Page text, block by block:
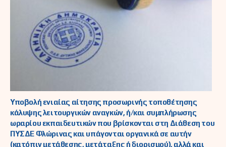
Υποβολή ενιαίας αίτησης προσωρινής τοποθέτησης
κάλυψης λειτουργικών αναγκών, ή/και συμπλήρωσης
ωραρίου εκπαιδευτικών που βρίσκονται στη Διάθεση του
ΠΥΣΔΕ Φλώρινας και υπάγονται οργανικά σε αυτήν
(κατόπιν μετάθεσης, μετάταξης ή διορισμού), αλλά και